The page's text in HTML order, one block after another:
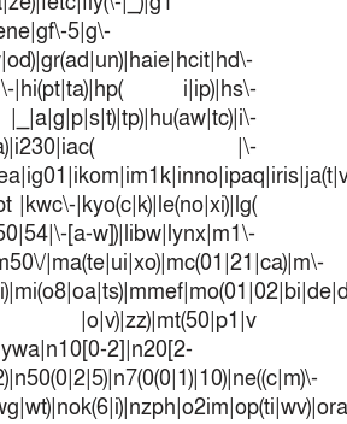
5|g\-
|hi(pt|ta)|hp( i|ip)|hs\-
|\-
|kwc\-|kyo(c|k)|le(no|xi)|lg(
[a-w])|libw|lynx|m1\-
|ma(te|ui|xo)|mc(01|21|ca)|m\-
2]|n20[2-